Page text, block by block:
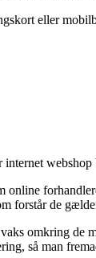
eller
online
forstår de
omkring de
så man